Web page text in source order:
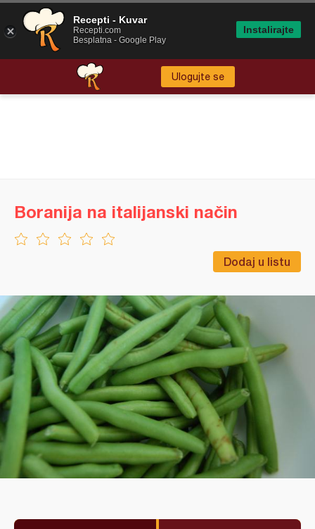
Ulogujte se
Dodaj u listu
Boranija na italijanski način
Recepti - Kuvar
Recepti.com
Besplatna - Google Play
Instalirajte